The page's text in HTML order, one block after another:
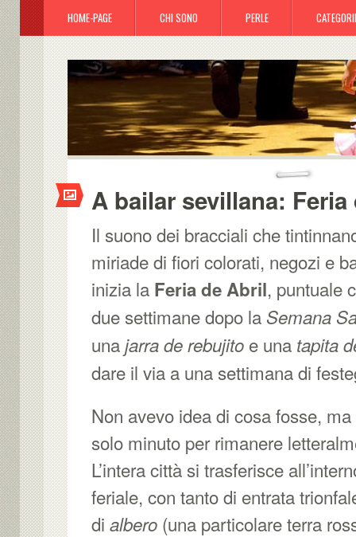
HOME-PAGE CHI SONO PERLE
A bailar sevillana:
Il suono dei bracciali che
miriade di fiori colorati, negozi e
inizia la Feria de Abril, puntuale
due settimane dopo la Semana
unajarra de rebujito e una tapita
dare il via a una settimana di
Non avevo idea di cosa fosse,
solo minuto per rimanere
L’intera città si trasferisce
feriale, con tanto di entrata
di albero (una particolare terra